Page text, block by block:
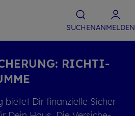
SU­CHENANMELDEN
RICH­TI­
bie­tet Dir fi­nan­zi­el­le Si­cher­